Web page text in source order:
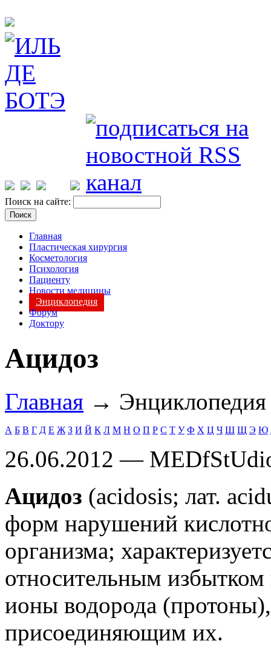
Поиск на сайте:
Главная
Пластическая хирургия
Косметология
Психология
Пациенту
Новости медицины
Энциклопедия
Форум
Доктору
Ацидоз
Главная →
А Б В Г Д Е Ж З И Й К Л М Н О П Р С Т У Ф Х Ц Ч Ш Щ Э Ю
26.06.2012 —
Ацидоз (acidosis; лат.
форм нарушений
организма;
относительным
ионы водорода
присоединяющим их.